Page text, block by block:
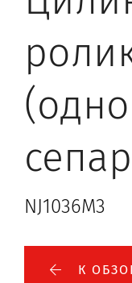
NJ1036M3
К